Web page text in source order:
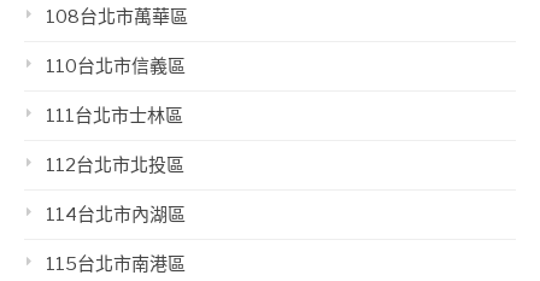
108台北市萬華區
110台北市信義區
111台北市士林區
112台北市北投區
114台北市內湖區
115台北市南港區